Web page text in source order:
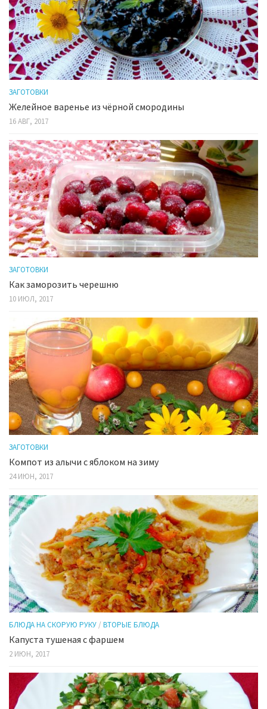
ЗАГОТОВКИ
Желейное варенье из чёрной смородины
16 АВГ, 2017
ЗАГОТОВКИ
Как заморозить черешню
10 ИЮЛ, 2017
ЗАГОТОВКИ
Компот из алычи с яблоком на зиму
24 ИЮН, 2017
БЛЮДА НА СКОРУЮ РУКУ / ВТОРЫЕ БЛЮДА
Капуста тушеная с фаршем
2 ИЮН, 2017